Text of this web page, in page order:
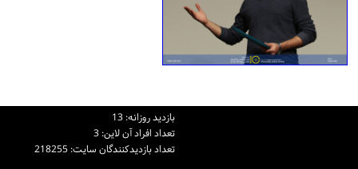
بازديد روزانه: 13
تعداد افراد آن لاين: 3
تعداد بازديدكنندگان سايت: 218255